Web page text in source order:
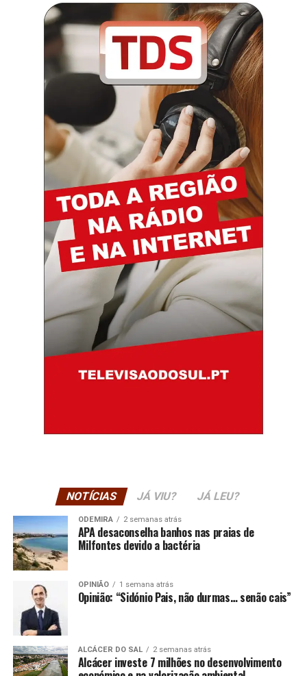
NOTÍCIAS JÁ VIU? JÁ LEU?
ODEMIRA 2 semanas atrás
APA desaconselha banhos nas praias de
Milfontes devido a bactéria
OPINIÃO 1 semana atrás
Opinião: “Sidónio Pais, não durmas… senão cais”
ALCÁCER DO SAL 2 semanas atrás
Alcácer investe 7 milhões no desenvolvimento